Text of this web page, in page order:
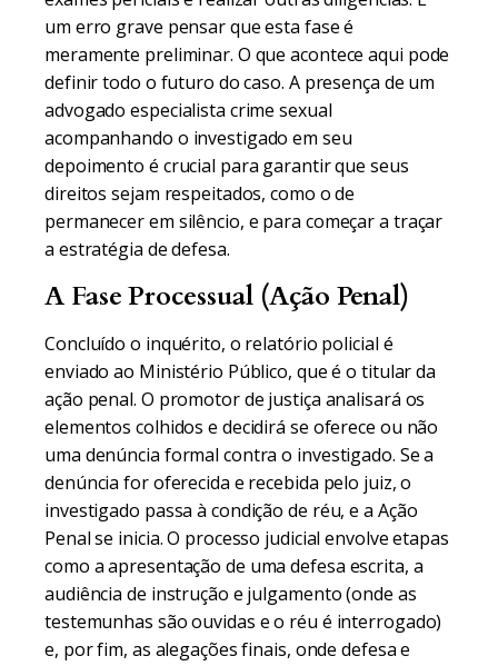
um erro grave pensar que esta fase é
meramente preliminar. O que acontece aqui pode
definir todo o futuro do caso. A presença de um
advogado especialista crime sexual
acompanhando o investigado em seu
depoimento é crucial para garantir que seus
direitos sejam respeitados, como o de
permanecer em silêncio, e para começar a traçar
a estratégia de defesa.
A Fase Processual (Ação Penal)
Concluído o inquérito, o relatório policial é
enviado ao Ministério Público, que é o titular da
ação penal. O promotor de justiça analisará os
elementos colhidos e decidirá se oferece ou não
uma denúncia formal contra o investigado. Se a
denúncia for oferecida e recebida pelo juiz, o
investigado passa à condição de réu, e a Ação
Penal se inicia. O processo judicial envolve etapas
como a apresentação de uma defesa escrita, a
audiência de instrução e julgamento (onde as
testemunhas são ouvidas e o réu é interrogado)
e, por fim, as alegações finais, onde defesa e